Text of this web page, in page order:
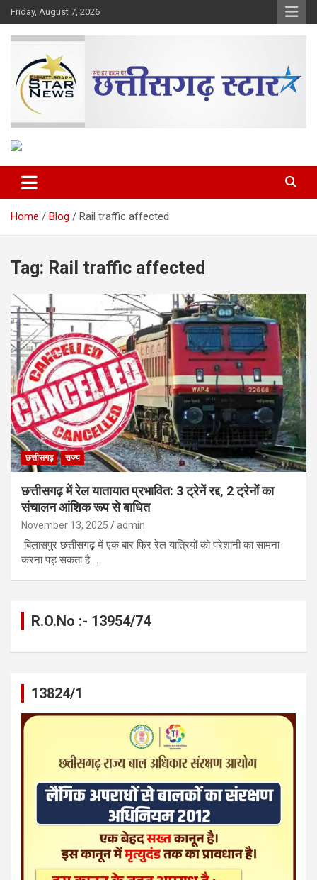
Skip
to
content
Friday, August 7, 2026
Chhattisgarh Star
Home Blog Rail traffic affected
Tag: Rail traffic affected
छत्तीसगढ़ राज्य
छत्तीसगढ़ में रेल यातायात प्रभावित: 3 ट्रेनें रद्द, 2 ट्रेनों का
संचालन आंशिक रूप से बाधित
November 13, 2025 admin
बिलासपुर छत्तीसगढ़ में एक बार फिर रेल यात्रियों को परेशानी का सामना
करना पड़ सकता है.…
R.O.No :- 13954/74
13824/1